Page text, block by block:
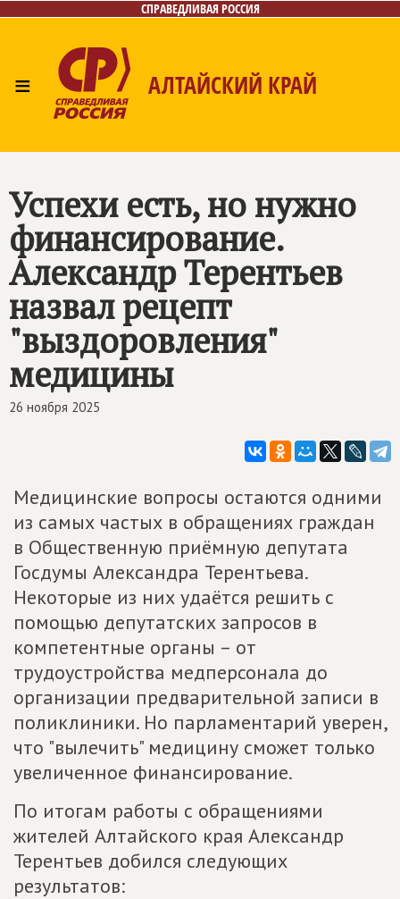
СПРАВЕДЛИВАЯ РОССИЯ
≡ АЛТАЙСКИЙ КРАЙ
Успехи есть, но нужно
финансирование.
Александр Терентьев
назвал рецепт
"выздоровления"
медицины
26 ноября 2025
Медицинские вопросы остаются одними
из самых частых в обращениях граждан
в Общественную приёмную депутата
Госдумы Александра Терентьева.
Некоторые из них удаётся решить с
помощью депутатских запросов в
компетентные органы – от
трудоустройства медперсонала до
организации предварительной записи в
поликлиники. Но парламентарий уверен,
что "вылечить" медицину сможет только
увеличенное финансирование.
По итогам работы с обращениями
жителей Алтайского края Александр
Терентьев добился следующих
результатов: